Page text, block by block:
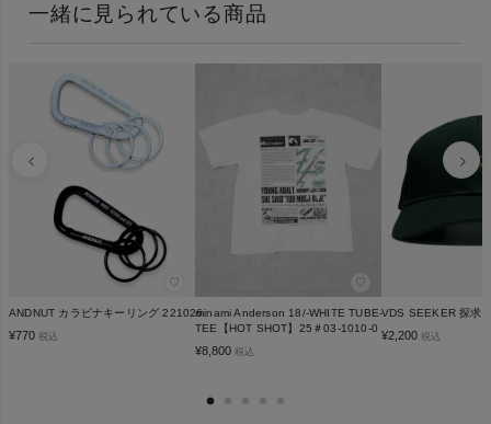
一緒に見られている商品
♡
ANDNUT カラビナキーリング 221026
¥770 税込
♡
minami Anderson 18/-WHITE TUBE-
TEE【HOT SHOT】25＃03-1010-0
¥8,800 税込
VDS SEEKER 探求
¥2,200 税込